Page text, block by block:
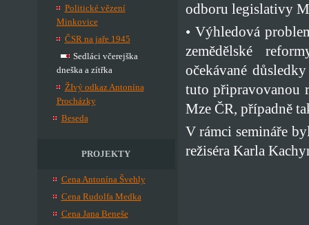
Politické vězení
Minkovice
ČSR na jaře 1945
Sedláci včerejška
dneška a zítřka
ŽIvý odkaz Antonína
Procházky
Beseda
PROJEKTY
Cena Antonína Švehly
Cena Rudolfa Medka
Cena Jana Beneše
odboru legislativy
• Výhledová
zemědělské
očekávané
tuto připravovanou
Mze ČR, případně
V rámci semináře
režiséra Karla